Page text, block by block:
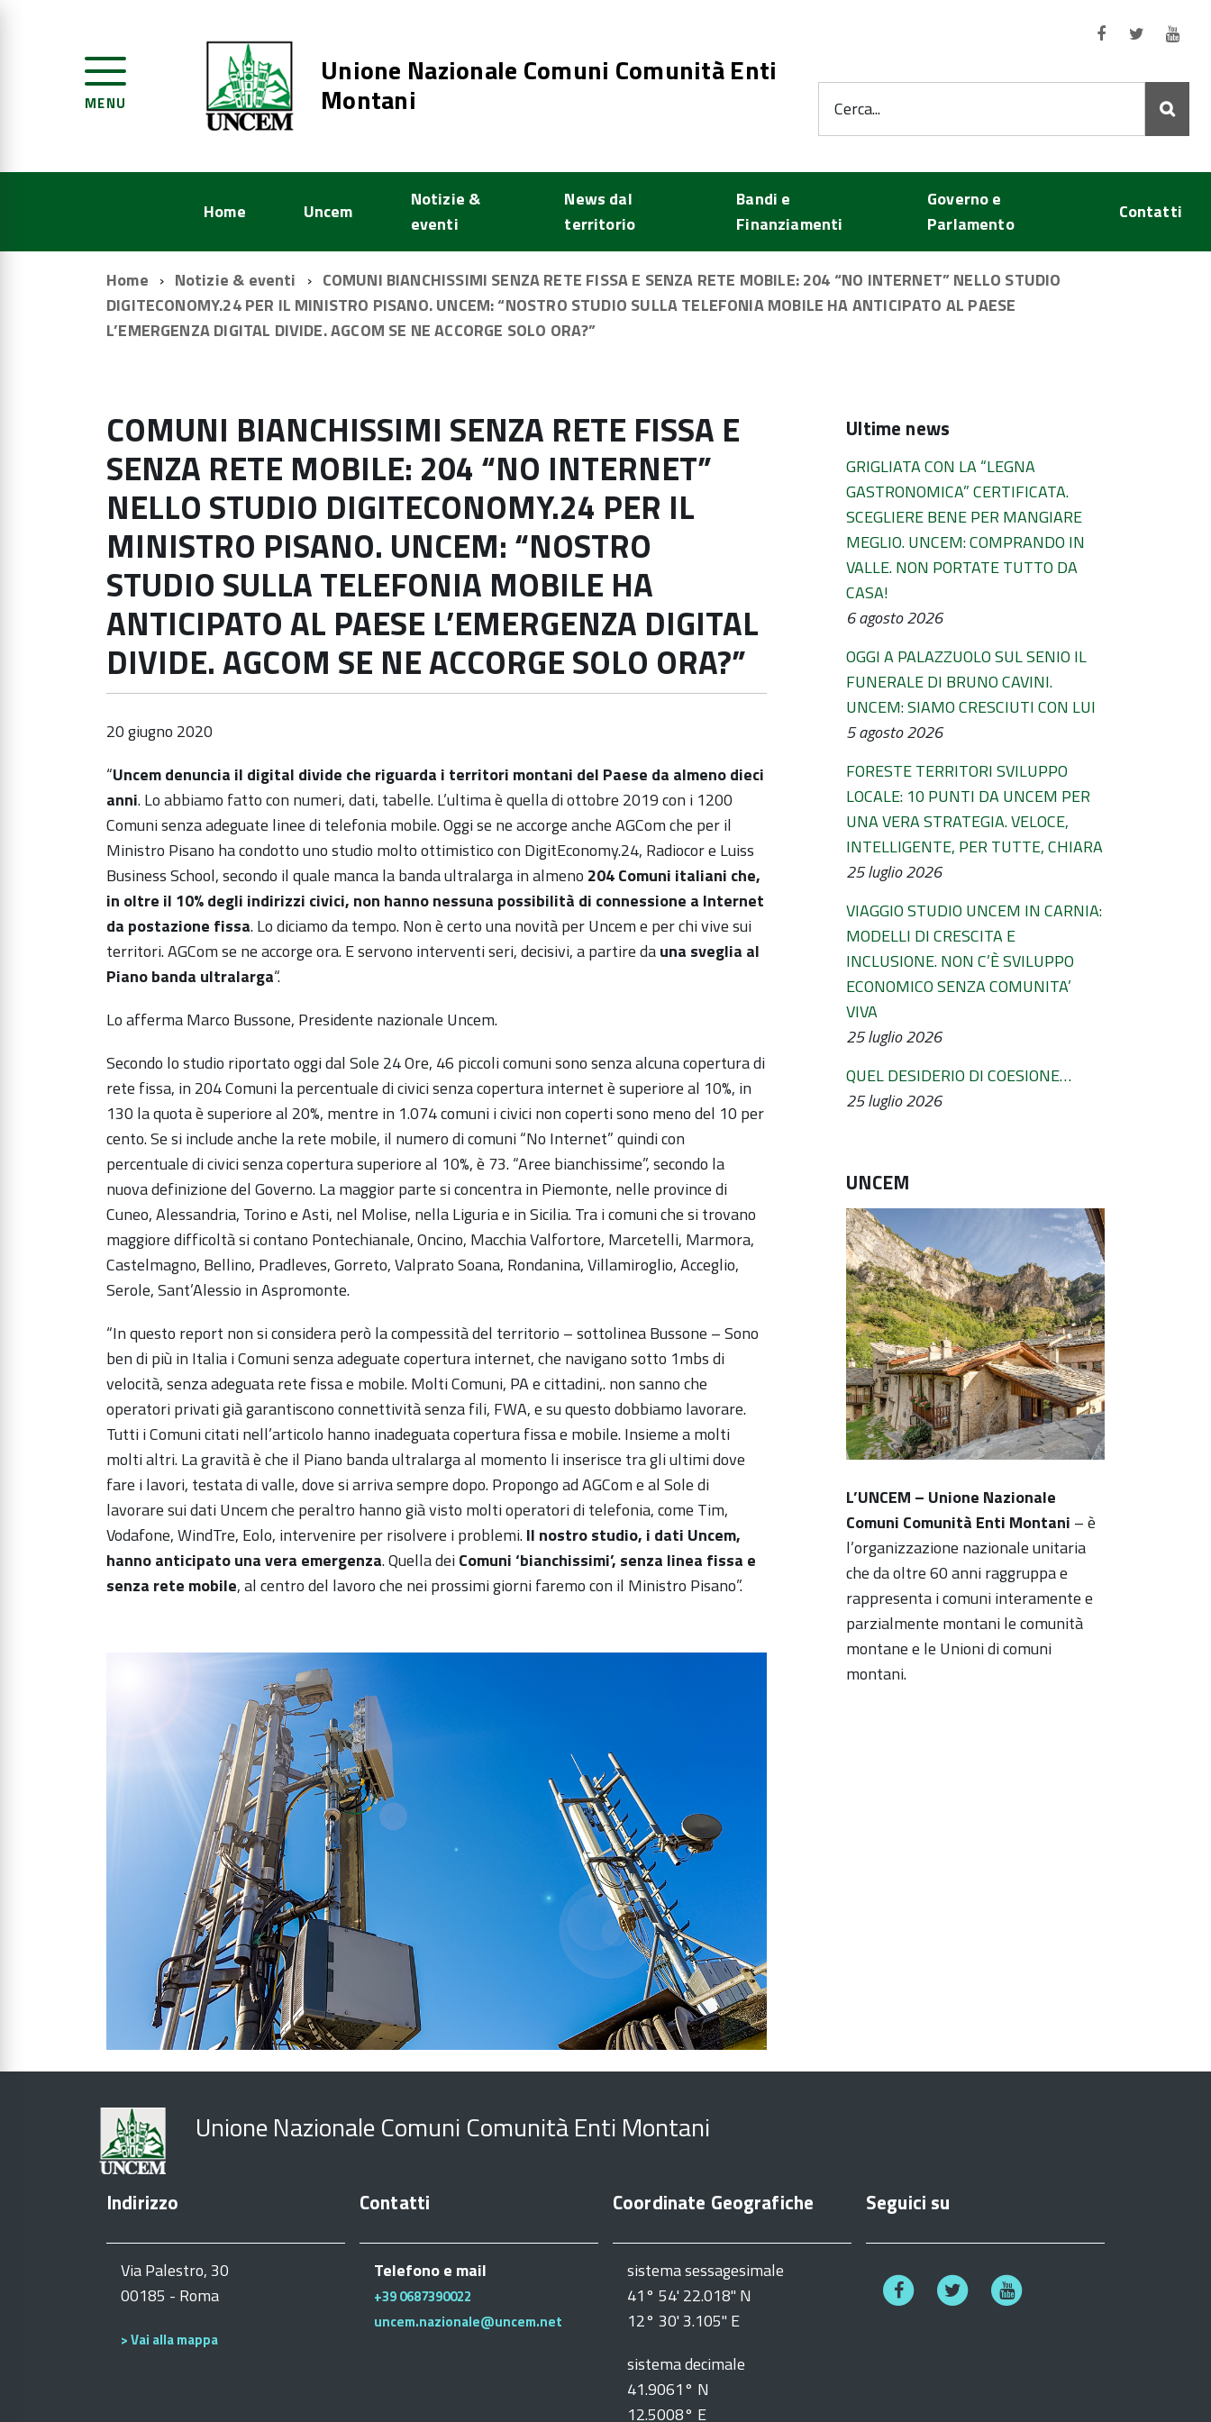
MENU
Unione Nazionale Comuni Comunità Enti
Montani Cerca...
Home Uncem
Notizie &
eventi
News dal
territorio
Bandi e
Finanziamenti
Governo e
Parlamento
Contatti
Home Notizie & eventi
COMUNI BIANCHISSIMI SENZA RETE FISSA E SENZA RETE MOBILE: 204 “NO INTERNET” NELLO STUDIO
DIGITECONOMY.24 PER IL MINISTRO PISANO. UNCEM: “NOSTRO STUDIO SULLA TELEFONIA MOBILE HA ANTICIPATO AL PAESE
L’EMERGENZA DIGITAL DIVIDE. AGCOM SE NE ACCORGE SOLO ORA?”
COMUNI BIANCHISSIMI SENZA RETE FISSA E
SENZA RETE MOBILE: 204 “NO INTERNET”
NELLO STUDIO DIGITECONOMY.24 PER IL
MINISTRO PISANO. UNCEM: “NOSTRO
STUDIO SULLA TELEFONIA MOBILE HA
ANTICIPATO AL PAESE L’EMERGENZA DIGITAL
DIVIDE. AGCOM SE NE ACCORGE SOLO ORA?”
20 giugno 2020
“Uncem denuncia il digital divide che riguarda i territori montani del Paese da almeno dieci
anni. Lo abbiamo fatto con numeri, dati, tabelle. L’ultima è quella di ottobre 2019 con i 1200
Comuni senza adeguate linee di telefonia mobile. Oggi se ne accorge anche AGCom che per il
Ministro Pisano ha condotto uno studio molto ottimistico con DigitEconomy.24, Radiocor e Luiss
Business School, secondo il quale manca la banda ultralarga in almeno 204 Comuni italiani che,
in oltre il 10% degli indirizzi civici, non hanno nessuna possibilità di connessione a Internet
da postazione fissa. Lo diciamo da tempo. Non è certo una novità per Uncem e per chi vive sui
territori. AGCom se ne accorge ora. E servono interventi seri, decisivi, a partire dauna sveglia al
Piano banda ultralarga“.
Lo afferma Marco Bussone, Presidente nazionale Uncem.
Secondo lo studio riportato oggi dal Sole 24 Ore, 46 piccoli comuni sono senza alcuna copertura di
rete fissa, in 204 Comuni la percentuale di civici senza copertura internet è superiore al 10%, in
130 la quota è superiore al 20%, mentre in 1.074 comuni i civici non coperti sono meno del 10 per
cento. Se si include anche la rete mobile, il numero di comuni “No Internet” quindi con
percentuale di civici senza copertura superiore al 10%, è 73. “Aree bianchissime”, secondo la
nuova definizione del Governo. La maggior parte si concentra in Piemonte, nelle province di
Cuneo, Alessandria, Torino e Asti, nel Molise, nella Liguria e in Sicilia. Tra i comuni che si trovano
maggiore difficoltà si contano Pontechianale, Oncino, Macchia Valfortore, Marcetelli, Marmora,
Castelmagno, Bellino, Pradleves, Gorreto, Valprato Soana, Rondanina, Villamiroglio, Acceglio,
Serole, Sant’Alessio in Aspromonte.
“In questo report non si considera però la compessità del territorio – sottolinea Bussone – Sono
ben di più in Italia i Comuni senza adeguate copertura internet, che navigano sotto 1mbs di
velocità, senza adeguata rete fissa e mobile. Molti Comuni, PA e cittadini,. non sanno che
operatori privati già garantiscono connettività senza fili, FWA, e su questo dobbiamo lavorare.
Tutti i Comuni citati nell’articolo hanno inadeguata copertura fissa e mobile. Insieme a molti
molti altri. La gravità è che il Piano banda ultralarga al momento li inserisce tra gli ultimi dove
fare i lavori, testata di valle, dove si arriva sempre dopo. Propongo ad AGCom e al Sole di
lavorare sui dati Uncem che peraltro hanno già visto molti operatori di telefonia, come Tim,
Vodafone, WindTre, Eolo, intervenire per risolvere i problemi.Il nostro studio, i dati Uncem,
hanno anticipato una vera emergenza. Quella deiComuni ‘bianchissimi’, senza linea fissa e
senza rete mobile, al centro del lavoro che nei prossimi giorni faremo con il Ministro Pisano”.
Ultime news
GRIGLIATA CON LA “LEGNA
GASTRONOMICA” CERTIFICATA.
SCEGLIERE BENE PER MANGIARE
MEGLIO. UNCEM: COMPRANDO IN
VALLE. NON PORTATE TUTTO DA
CASA!
6 agosto 2026
OGGI A PALAZZUOLO SUL SENIO IL
FUNERALE DI BRUNO CAVINI.
UNCEM: SIAMO CRESCIUTI CON LUI
5 agosto 2026
FORESTE TERRITORI SVILUPPO
LOCALE: 10 PUNTI DA UNCEM PER
UNA VERA STRATEGIA. VELOCE,
INTELLIGENTE, PER TUTTE, CHIARA
25 luglio 2026
VIAGGIO STUDIO UNCEM IN CARNIA:
MODELLI DI CRESCITA E
INCLUSIONE. NON C’È SVILUPPO
ECONOMICO SENZA COMUNITA’
VIVA
25 luglio 2026
QUEL DESIDERIO DI COESIONE…
25 luglio 2026
UNCEM
L’UNCEM – Unione Nazionale
Comuni Comunità Enti Montani – è
l’organizzazione nazionale unitaria
che da oltre 60 anni raggruppa e
rappresenta i comuni interamente e
parzialmente montani le comunità
montane e le Unioni di comuni
montani.
Unione Nazionale Comuni Comunità Enti Montani
Indirizzo
Via Palestro, 30
00185 - Roma
> Vai alla mappa
Contatti
Telefono e mail
+39 0687390022
uncem.nazionale@uncem.net
Coordinate Geografiche
sistema sessagesimale
41° 54' 22.018" N
12° 30' 3.105" E
sistema decimale
41.9061° N
12.5008° E
Seguici su